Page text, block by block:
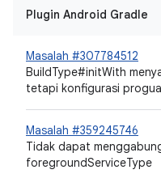
Plugin Android Gradle
Masalah #307784512
BuildType#initWith
tetapi konfigurasi
Masalah #359245746
Tidak dapat
foregroundServiceType